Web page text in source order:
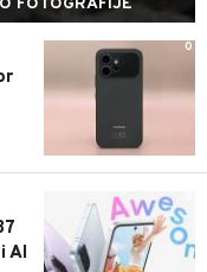
FOTOGRAFIJE
0
AI